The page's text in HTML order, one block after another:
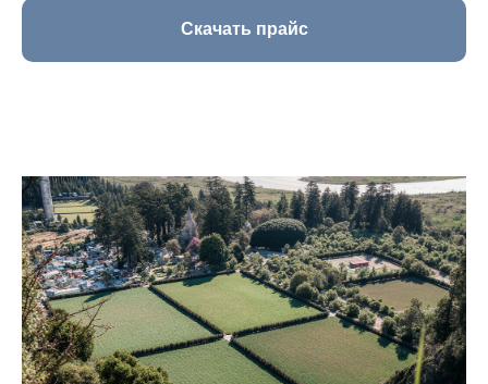
Скачать прайс